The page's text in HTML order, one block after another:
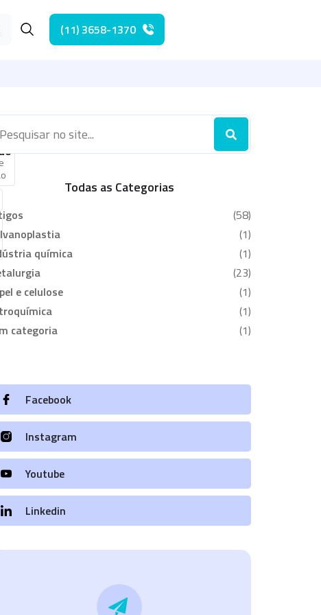
(11) 3658-1370
Todas as Categorias
(58)
(1)
química
(1)
(23)
e celulose
(1)
(1)
categoria
(1)
Facebook
Instagram
Youtube
Linkedin